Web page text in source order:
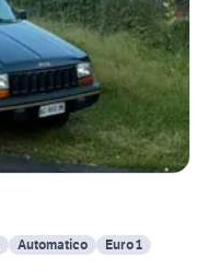
Automatico Euro 1